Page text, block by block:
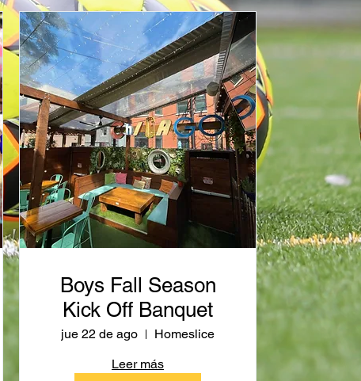
Boys Fall Season
Kick Off Banquet
jue 22 de ago
Homeslice
Leer más